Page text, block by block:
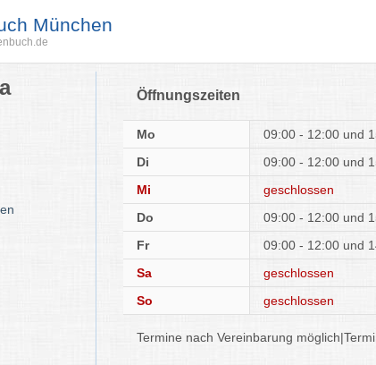
München
Öffnungszeiten
Mo 09:00 - 12:00
Di
09:00 - 12:00
Mi
geschlossen
Do
09:00 - 12:00
Fr
09:00 - 12:00
Sa
geschlossen
So
geschlossen
Termine nach Vereinbarung